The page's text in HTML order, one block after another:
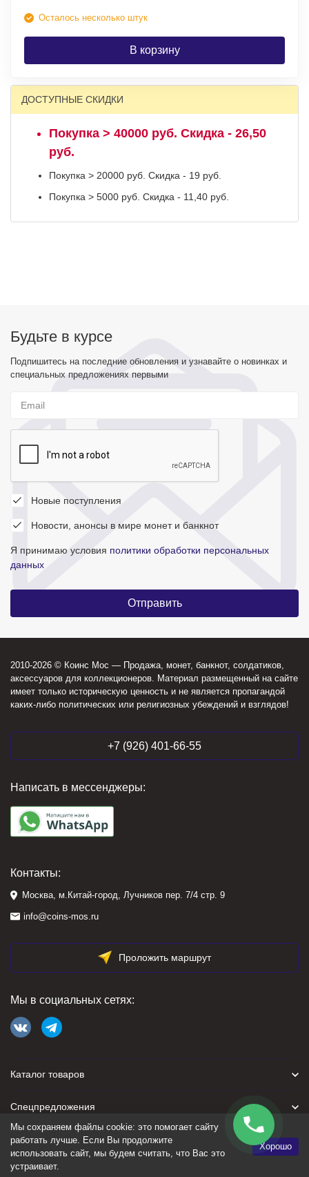
Осталось несколько штук
В корзину
ДОСТУПНЫЕ СКИДКИ
Покупка > 40000 руб. Скидка - 26,50
руб.
Покупка > 20000 руб. Скидка - 19 руб.
Покупка > 5000 руб. Скидка - 11,40 руб.
Будьте в курсе
Подпишитесь на последние обновления и узнавайте о новинках и
специальных предложениях первыми
Новые поступления
Новости, анонсы в мире монет и банкнот
Я принимаю условия политики обработки персональных
данных
2010-2026 © Коинс Мос — Продажа, монет, банкнот, солдатиков,
аксессуаров для коллекционеров. Материал размещенный на сайте
имеет только историческую ценность и не является пропагандой
каких-либо политических или религиозных убеждений и взглядов!
+7 (926) 401-66-55
Написать в мессенджеры:
Контакты:
Москва, м.Китай-город, Лучников пер. 7/4 стр. 9
info@coins-mos.ru
Проложить маршрут
Мы в социальных сетях:
Каталог товаров
Спецпредложения
Для покупателя
Мы сохраняем файлы cookie: это помогает сайту
работать лучше. Если Вы продолжите
использовать сайт, мы будем считать, что Вас это
устраивает.
Хорошо